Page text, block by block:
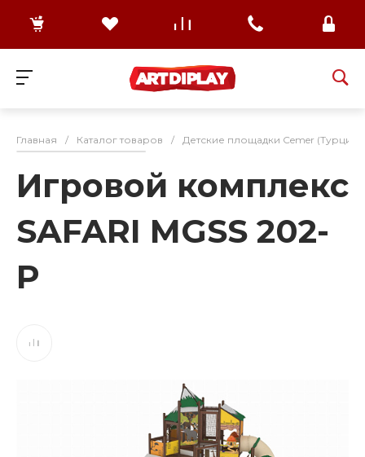
Главная / Каталог товаров / Детские площадки Cemer (Турция)
Игровой комплекс
SAFARI MGSS 202-
P